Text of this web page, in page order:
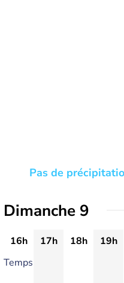
Pas de
Dimanche 9
16h 17h 18h 19h
Temps